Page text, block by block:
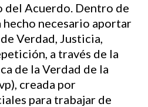
del Acuerdo. Dentro de
hecho necesario aportar
Verdad, Justicia,
a través de la
de la Verdad de la
creada por
para trabajar de